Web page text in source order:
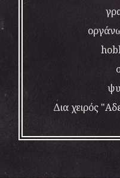
Δια χειρός